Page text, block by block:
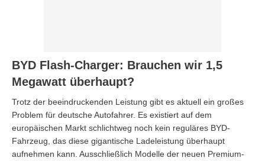
BYD Flash-Charger: Brauchen wir 1,5
Megawatt überhaupt?
Trotz der beeindruckenden Leistung gibt es aktuell ein großes
Problem für deutsche Autofahrer. Es existiert auf dem
europäischen Markt schlichtweg noch kein reguläres BYD-
Fahrzeug, das diese gigantische Ladeleistung überhaupt
aufnehmen kann. Ausschließlich Modelle der neuen Premium-